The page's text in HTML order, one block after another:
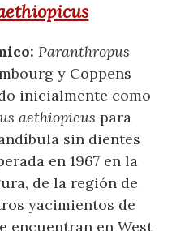
Paranthropus
y Coppens
inicialmente como
aethiopicus para
sin dientes
en 1967 en la
de la región de
yacimientos de
encuentran en West